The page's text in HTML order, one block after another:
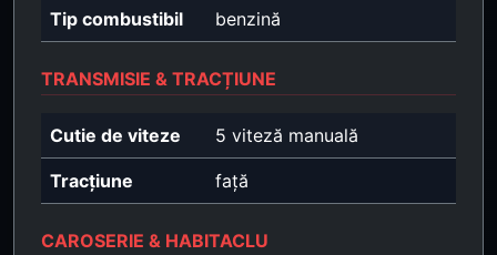
Tip combustibil benzină
TRANSMISIE & TRACȚIUNE
Cutie de viteze 5 viteză manuală
Tracțiune față
CAROSERIE & HABITACLU